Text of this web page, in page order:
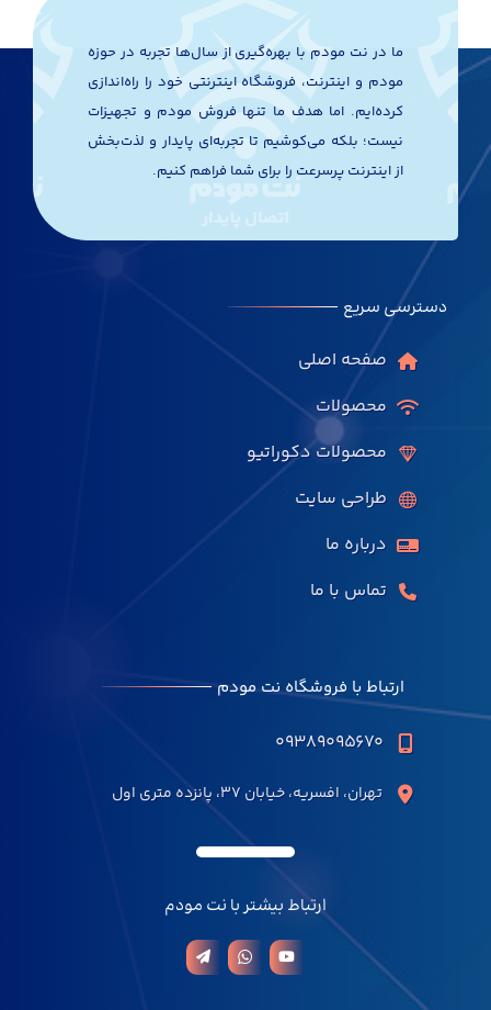
ما در نت مودم با بهره‌گیری از سال‌ها تجربه در حوزه
مودم و اینترنت، فروشگاه اینترنتی خود را راه‌اندازی
کرده‌ایم. اما هدف ما تنها فروش مودم و تجهیزات
نیست؛ بلکه می‌کوشیم تا تجربه‌ای پایدار و لذت‌بخش
از اینترنت پرسرعت را برای شما فراهم کنیم.
دسترسی سریع
صفحه اصلی
محصولات
محصولات دکوراتیو
طراحی سایت
درباره ما
تماس با ما
ارتباط با فروشگاه نت مودم
۰۹۳۸۹۰۹۵۶۷۰
تهران، افسریه، خیابان ۳۷، پانزده متری اول
ارتباط بیشتر با نت مودم